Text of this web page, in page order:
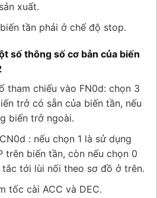
xuất.
tần phải ở chế độ stop.
số thông số cơ bản của biến
tham chiếu vào FN0d: chọn 3
trở có sẵn của biến tần, nếu
biến trở ngoài.
: nếu chọn 1 là sử dụng
trên biến tần, còn nếu chọn 0
tới lùi nối theo sơ đồ ở trên.
tốc cài ACC và DEC.